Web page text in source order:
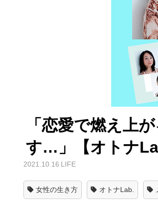
「恋愛で燃え上
す…」【オトナ
2021.10.16 LIFE
女性の生き方 オトナLab.